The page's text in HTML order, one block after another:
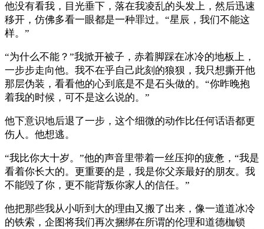
他没有看我，目光垂下，落在我凌乱的头发上，然后迅速
移开，仿佛多看一眼都是一种罪过。“星辰，我们不能这
样。”
“为什么不能？”我掀开被子，赤着脚踩在冰冷的地板上，
一步步走向他。我不在乎自己此刻的狼狈，我只想撕开他
那层伪装，看看他的心到底是不是石头做的。“你昨晚抱
着我的时候，可不是这么说的。”
他下意识地后退了一步，这个细微的动作比任何话语都更
伤人。他想逃。
“我比你大十岁。”他的声音里带着一丝压抑的疲惫，“我是
看着你长大的。更重要的是，我是你父亲最好的朋友。我
不能毁了你，更不能背叛你家人的信任。”
他把那些我从小听到大的理由又搬了出来，像一道道冰冷
的铁索，企图将我们再次捆绑在所谓的伦理和道德枷锁